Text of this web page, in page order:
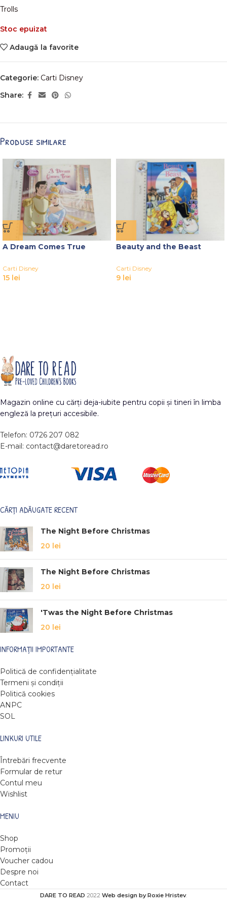
Trolls
Stoc epuizat
Adaugă la favorite
Categorie: Carti Disney
Share:
Produse similare
A Dream Comes True
Carti Disney
15 lei
Beauty and the Beast
Carti Disney
9 lei
Magazin online cu cărți deja-iubite pentru copii și tineri în limba
engleză la prețuri accesibile.
Telefon: 0726 207 082
E-mail: contact@daretoread.ro
CĂRȚI ADĂUGATE RECENT
The Night Before Christmas
20 lei
The Night Before Christmas
20 lei
'Twas the Night Before Christmas
20 lei
INFORMAȚII IMPORTANTE
Politică de confidențialitate
Termeni și condiții
Politică cookies
ANPC
SOL
LINKURI UTILE
Întrebări frecvente
Formular de retur
Contul meu
Wishlist
MENIU
Shop
Promoții
Voucher cadou
Despre noi
Contact
DARE TO READ 2022 Web design by Roxie Hristev.